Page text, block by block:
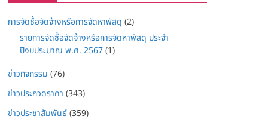
การจัดซื้อจัดจ้างหรือการจัดหาพัสดุ (2)
รายการจัดซื้อจัดจ้างหรือการจัดหาพัสดุ ประจำ
ปีงบประมาณ พ.ศ. 2567(1)
ข่าวกิจกรรม (76)
ข่าวประกวดราคา (343)
ข่าวประชาสัมพันธ์(359)